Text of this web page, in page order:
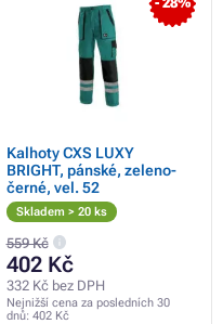
Kalhoty CXS LUXY
BRIGHT, pánské, zeleno-
černé, vel. 52
Skladem > 20 ks
559 Kč
402 Kč
332 Kč bez DPH
Nejnižší cena za posledních 30
dnů: 402 Kč